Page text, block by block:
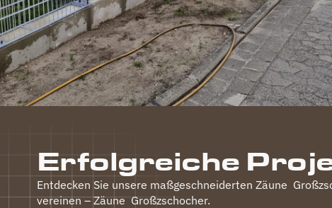
Erfolgreiche
Entdecken Sie unsere maßgeschneiderten Zäune
vereinen – ZäuneGroßzschocher.